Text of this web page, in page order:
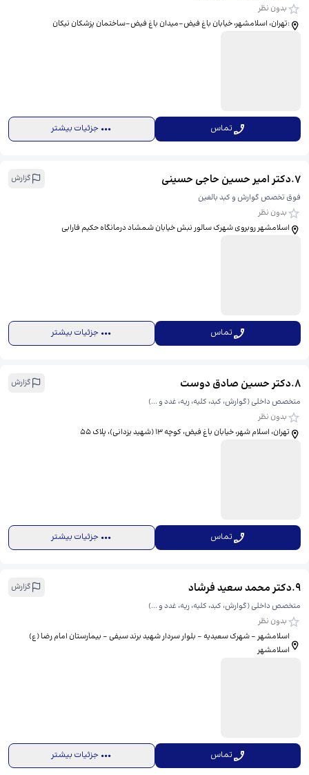
بدون نظر
:تهران، اسلامشهر، خیابان باغ فیض-میدان باغ فیض-ساختمان پزشکان نیکان
تماس جزئیات بیشتر
7
.دکتر امیر حسین حاجی حسینی
گزارش
فوق تخصص گوارش و کبد بالغین
بدون نظر
اسلامشهر روبروی شهرک سالور نبش خیابان شمشاد درمانگاه حکیم فارابی
تماس جزئیات بیشتر
8
.دکتر حسین صادق دوست
گزارش
متخصص داخلی (گوارش، کبد، کلیه، ریه، غدد و ...)
بدون نظر
تهران، اسلام شهر، خیابان باغ فیض، کوچه 13 (شهید یزدانی)، پلاک 55
تماس جزئیات بیشتر
9
.دکتر محمد سعید فرشاد
گزارش
متخصص داخلی (گوارش، کبد، کلیه، ریه، غدد و ...)
بدون نظر
اسلامشهر - شهرک سعیدیه - بلوار سردار شهید برند سیفی - بیمارستان امام رضا (ع)
اسلامشهر
تماس جزئیات بیشتر